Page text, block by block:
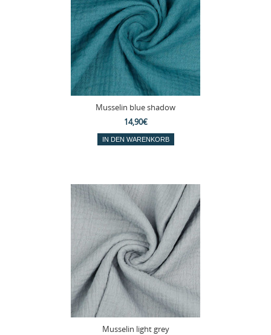
Musselin blue shadow
14,90€
Musselin light grey